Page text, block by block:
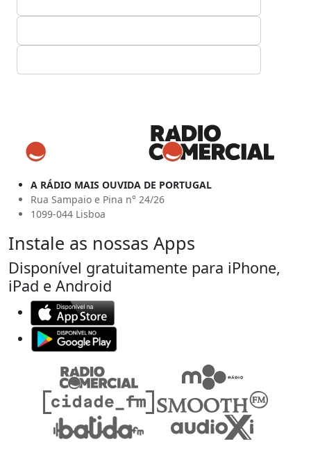
A RÁDIO MAIS OUVIDA DE PORTUGAL
Rua Sampaio e Pina n° 24/26
1099-044 Lisboa
Instale as nossas Apps
Disponível gratuitamente para iPhone,
iPad e Android